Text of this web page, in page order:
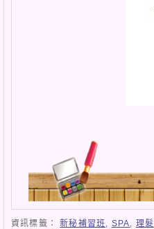
資訊標籤： 新秘補習班 , SPA, 理髮